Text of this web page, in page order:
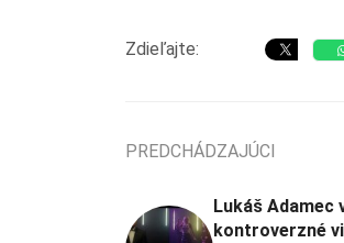
Zdieľajte:
PREDCHÁDZAJÚCI
Lukáš Adamec
kontroverzné